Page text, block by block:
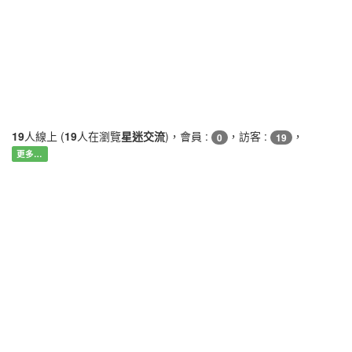
19人線上 (19人在瀏覽星迷交流)，會員 : 0 ，訪客 : 19 ，
更多…